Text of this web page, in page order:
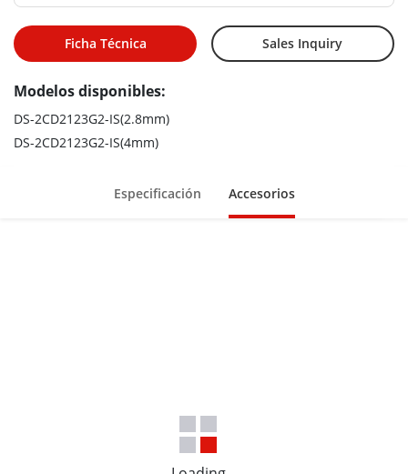
Ficha Técnica Sales Inquiry
Modelos disponibles:
DS-2CD2123G2-IS(2.8mm)
DS-2CD2123G2-IS(4mm)
Especificación Accesorios